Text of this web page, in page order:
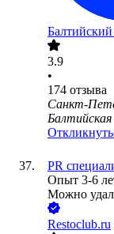
3.9
•
174 отзыва
Санкт-
Балтийская
PR
Опыт 3-6
Можно
Restoclub.ru